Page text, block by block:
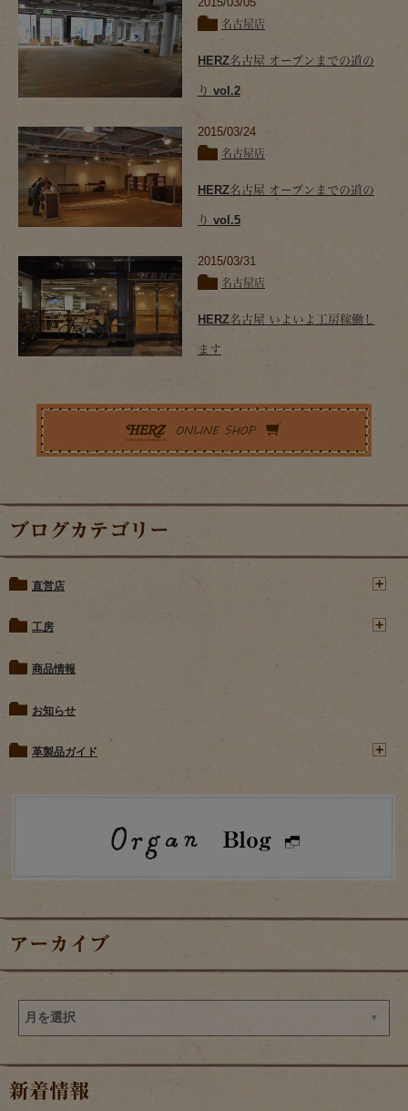
名古屋店
HERZ名古屋 オープンまでの道の
り vol.2
2015/03/24
名古屋店
HERZ名古屋 オープンまでの道の
り vol.5
2015/03/31
名古屋店
HERZ名古屋 いよいよ工房稼働し
ます
ブログカテゴリー
直営店
工房
商品情報
お知らせ
革製品ガイド
アーカイブ
新着情報